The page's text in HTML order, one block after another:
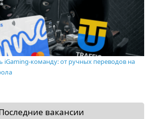
iGaming-команду: от ручных переводов на
вакансии